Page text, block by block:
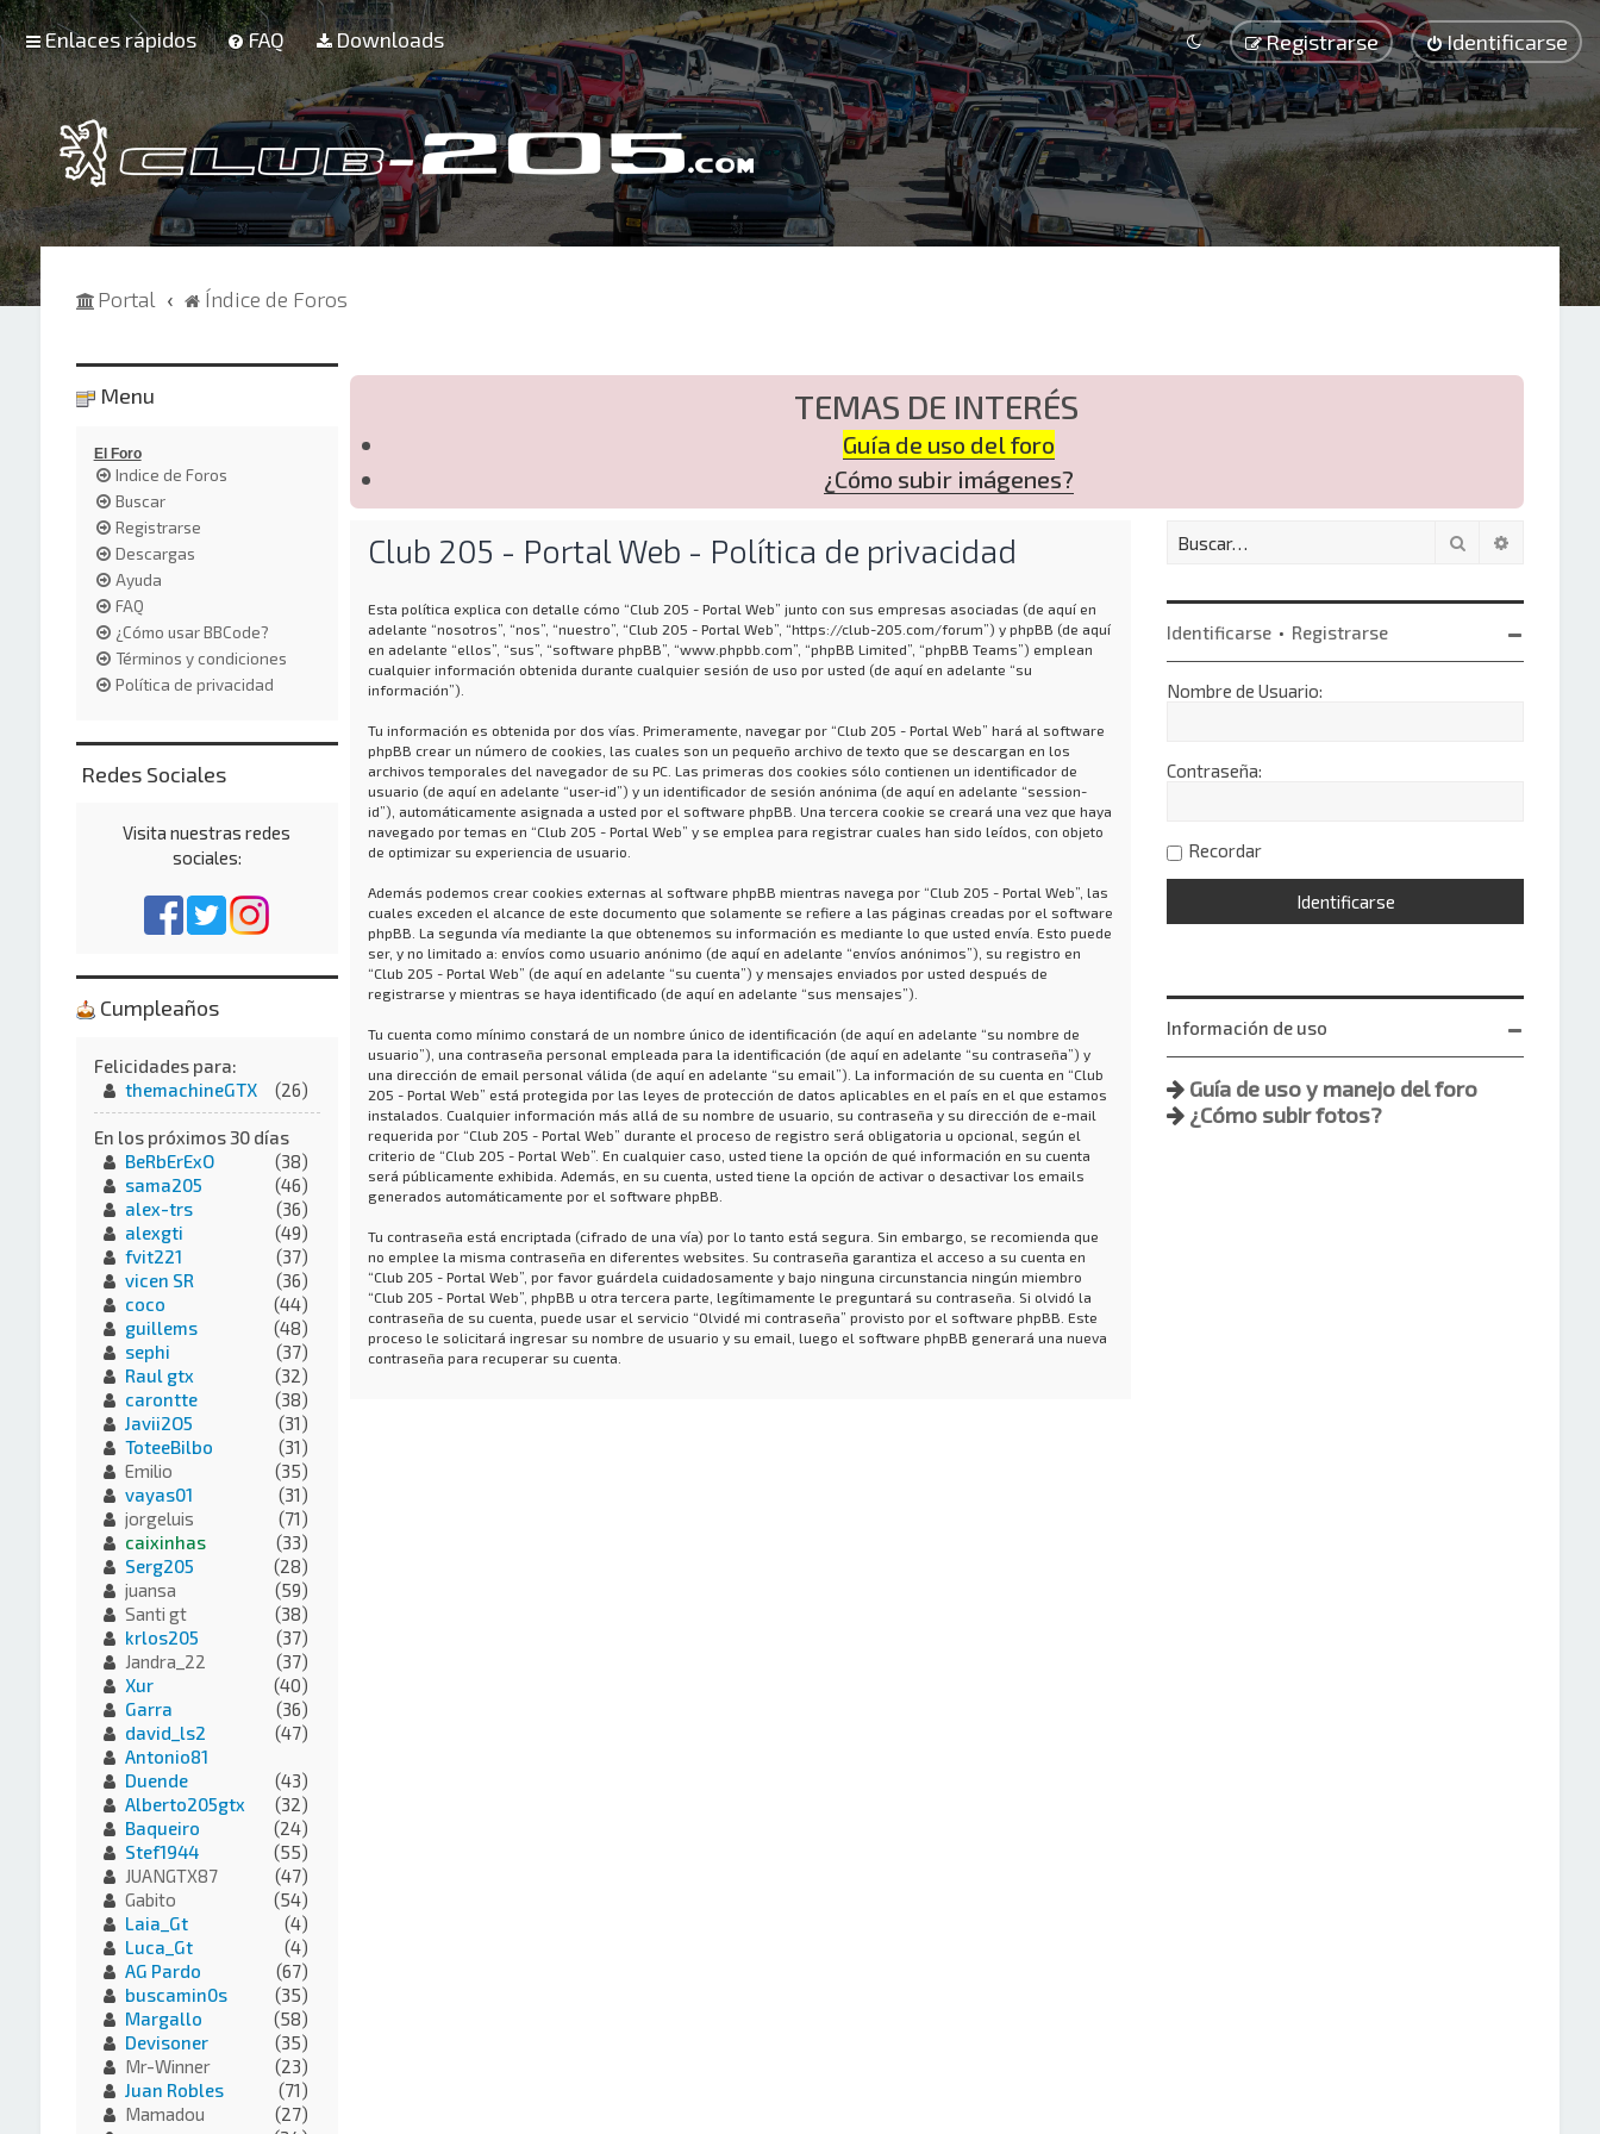
Enlaces rápidos FAQ Downloads Identificarse
Registrarse
Portal Índice de Foros
TEMAS DE INTERÉS
Guía de uso del foro
¿Cómo subir imágenes?
Club 205 - Portal Web - Política de privacidad
Esta política explica con detalle cómo “Club 205 - Portal Web” junto con sus empresas asociadas (de aquí en
adelante “nosotros”, “nos”, “nuestro”, “Club 205 - Portal Web”, “https://club-205.com/forum”) y phpBB (de aquí
en adelante “ellos”, “sus”, “software phpBB”, “www.phpbb.com”, “phpBB Limited”, “phpBB Teams”) emplean
cualquier información obtenida durante cualquier sesión de uso por usted (de aquí en adelante “su
información”).
Tu información es obtenida por dos vías. Primeramente, navegar por “Club 205 - Portal Web” hará al software
phpBB crear un número de cookies, las cuales son un pequeño archivo de texto que se descargan en los
archivos temporales del navegador de su PC. Las primeras dos cookies sólo contienen un identificador de
usuario (de aquí en adelante “user-id”) y un identificador de sesión anónima (de aquí en adelante “session-
id”), automáticamente asignada a usted por el software phpBB. Una tercera cookie se creará una vez que haya
navegado por temas en “Club 205 - Portal Web” y se emplea para registrar cuales han sido leídos, con objeto
de optimizar su experiencia de usuario.
Además podemos crear cookies externas al software phpBB mientras navega por “Club 205 - Portal Web”, las
cuales exceden el alcance de este documento que solamente se refiere a las páginas creadas por el software
phpBB. La segunda vía mediante la que obtenemos su información es mediante lo que usted envía. Esto puede
ser, y no limitado a: envíos como usuario anónimo (de aquí en adelante “envíos anónimos”), su registro en
“Club 205 - Portal Web” (de aquí en adelante “su cuenta”) y mensajes enviados por usted después de
registrarse y mientras se haya identificado (de aquí en adelante “sus mensajes”).
Tu cuenta como mínimo constará de un nombre único de identificación (de aquí en adelante “su nombre de
usuario”), una contraseña personal empleada para la identificación (de aquí en adelante “su contraseña”) y
una dirección de email personal válida (de aquí en adelante “su email”). La información de su cuenta en “Club
205 - Portal Web” está protegida por las leyes de protección de datos aplicables en el país en el que estamos
instalados. Cualquier información más allá de su nombre de usuario, su contraseña y su dirección de e-mail
requerida por “Club 205 - Portal Web” durante el proceso de registro será obligatoria u opcional, según el
criterio de “Club 205 - Portal Web”. En cualquier caso, usted tiene la opción de qué información en su cuenta
será públicamente exhibida. Además, en su cuenta, usted tiene la opción de activar o desactivar los emails
generados automáticamente por el software phpBB.
Tu contraseña está encriptada (cifrado de una vía) por lo tanto está segura. Sin embargo, se recomienda que
no emplee la misma contraseña en diferentes websites. Su contraseña garantiza el acceso a su cuenta en
“Club 205 - Portal Web”, por favor guárdela cuidadosamente y bajo ninguna circunstancia ningún miembro
“Club 205 - Portal Web”, phpBB u otra tercera parte, legítimamente le preguntará su contraseña. Si olvidó la
contraseña de su cuenta, puede usar el servicio “Olvidé mi contraseña” provisto por el software phpBB. Este
proceso le solicitará ingresar su nombre de usuario y su email, luego el software phpBB generará una nueva
contraseña para recuperar su cuenta.
Buscar
Identificarse • Registrarse
Nombre de Usuario:
Contraseña:
Recordar
Información de uso
Guía de uso y manejo del foro
¿Cómo subir fotos?
Menu
El Foro
Indice de Foros
Buscar
Registrarse
Descargas
Ayuda
FAQ
¿Cómo usar BBCode?
Términos y condiciones
Política de privacidad
Redes Sociales
Visita nuestras redes
sociales:
Cumpleaños
Felicidades para:
themachineGTX
(26)
En los próximos 30 días
BeRbErExO
(38)
sama205
(46)
alex-trs
(36)
alexgti
(49)
fvit221
(37)
vicen SR
(36)
coco
(44)
guillems
(48)
sephi
(37)
Raul gtx
(32)
carontte
(38)
Javii2O5
(31)
ToteeBilbo
(31)
Emilio
(35)
vayas01
(31)
jorgeluis
(71)
caixinhas
(33)
Serg205
(28)
juansa
(59)
Santi gt
(38)
krlos205
(37)
Jandra_22
(37)
Xur
(40)
Garra
(36)
david_ls2
(47)
Antonio81
Duende
(43)
Alberto205gtx
(32)
Baqueiro
(24)
Stef1944
(55)
JUANGTX87
(47)
Gabito
(54)
Laia_Gt
(4)
Luca_Gt
(4)
AG Pardo
(67)
buscamin0s
(35)
Margallo
(58)
Devisoner
(35)
Mr-Winner
(23)
Juan Robles
(71)
Mamadou
(27)